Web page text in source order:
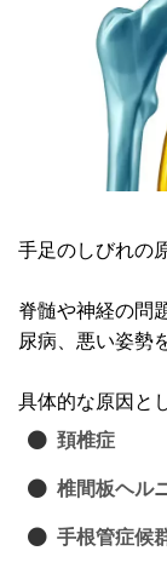
手足のしびれの
脊髄や神経の問
尿病、悪い姿勢
具体的な原因と
頚椎症
椎間板ヘル
手根管症候